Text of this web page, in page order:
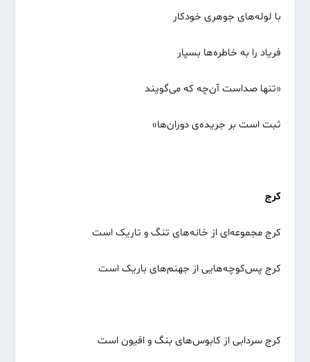
با لوله‌های جوهری خودکار
فریاد را به خاطره‌ها بسپار
«تنها صداست آن‌چه که می‌گویند
ثبت است بر جریده‌ی دوران‌ها»
کرج
کرج مجموعه‌ای از خانه‌های تنگ و تاریک است
کرج پس‌کوچه‌هایی از جهنم‌های باریک است
کرج سردابی از کابوس‌های بنگ و افیون است